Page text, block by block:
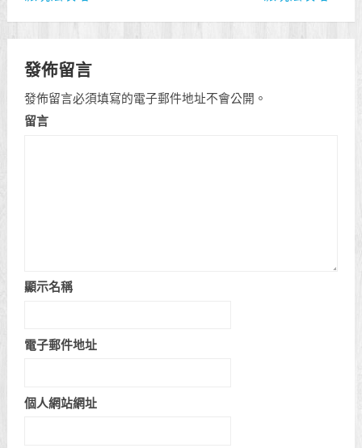
發佈留言
發佈留言必須填寫的電子郵件地址不會公開。
留言
顯示名稱
電子郵件地址
個人網站網址